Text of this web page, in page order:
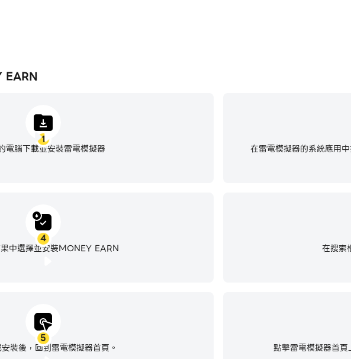
EARN
1
電腦下載並安裝雷電模擬器 在雷電模擬器的系統應用
在搜索
4
中選擇並安裝MONEY EARN
5
裝後，回到雷電模擬器首頁。 點擊雷電模擬器首